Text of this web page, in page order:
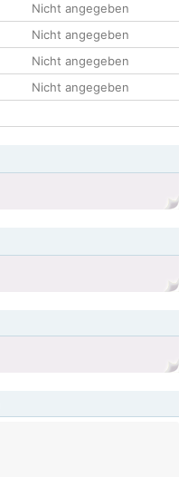
Nicht angegeben
Nicht angegeben
Nicht angegeben
Nicht angegeben